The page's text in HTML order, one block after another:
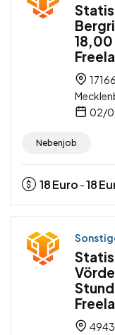
02/
Nebenjob
18Euro -18